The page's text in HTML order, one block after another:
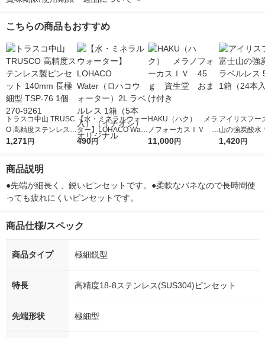
こちらの商品もおすすめ
トラスコ中山 TRUSC
O 高精度ステンレス製
ピンセット 140mm 長
1,271円
【水・ミネラルウォー
ター】LOHACO Wate
r（ロハコウォータ
490円
HAKU（ハク） メラ
ノフォーカスＩＶ 4
5ｇ 資生堂 おまけ
11,000円
アイリスフー
山の強炭酸水
レス 500ml 1
1,420円
商品説明
●先端が細長く、鋭いピンセットです。●柔軟なバネなので長時間使
っても疲れにくいピンセットです。
商品仕様/スペック
商品タイプ 極細鋭型
特長 高精度18-8ステンレス(SUS304)ピンセット
先端形状 極細型